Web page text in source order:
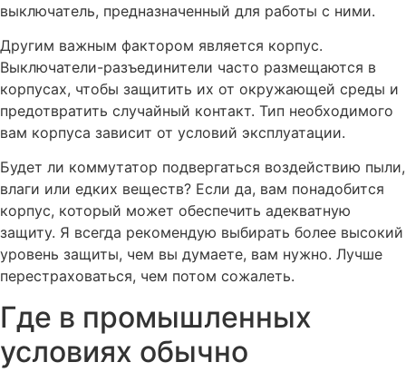
выключатель, предназначенный для работы с ними.
Другим важным фактором является корпус.
Выключатели-разъединители часто размещаются в
корпусах, чтобы защитить их от окружающей среды и
предотвратить случайный контакт. Тип необходимого
вам корпуса зависит от условий эксплуатации.
Будет ли коммутатор подвергаться воздействию пыли,
влаги или едких веществ? Если да, вам понадобится
корпус, который может обеспечить адекватную
защиту. Я всегда рекомендую выбирать более высокий
уровень защиты, чем вы думаете, вам нужно. Лучше
перестраховаться, чем потом сожалеть.
Где в промышленных
условиях обычно